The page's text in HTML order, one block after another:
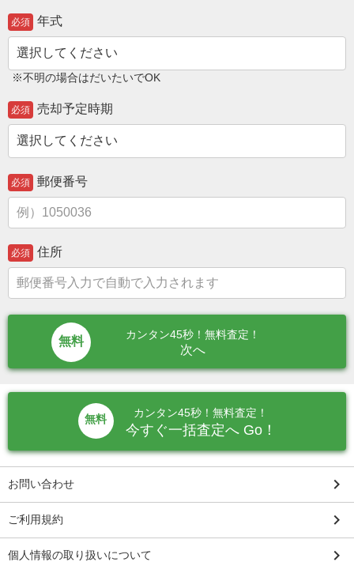
必須 年式
※不明の場合はだいたいでOK
必須 売却予定時期
必須 郵便番号
必須 住所
カンタン45秒！無料査定！
次へ
無料
カンタン45秒！無料査定！
今すぐ一括査定へ Go！
お問い合わせ keyboard_arrow_right
ご利用規約 keyboard_arrow_right
個人情報の取り扱いについて keyboard_arrow_right